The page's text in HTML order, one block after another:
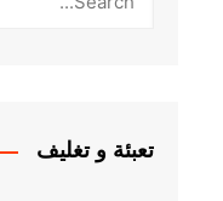
تعبئة و تغليف